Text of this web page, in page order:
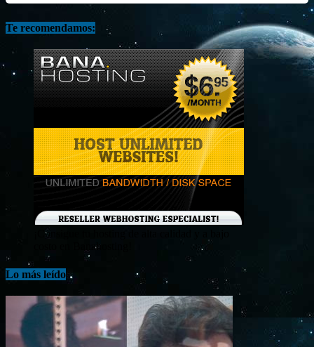
Te recomendamos:
¡Consigue tu hosting de alta calidad y a bajo
costo en Banahosting!
Lo más leído